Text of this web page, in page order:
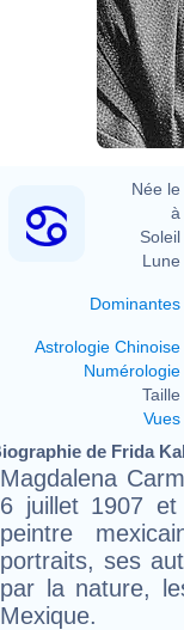
Née le
à
Soleil
Lune
Dominantes
Astrologie Chinoise
Numérologie
Taille
Vues
de Frida
Magdalena
6 juillet 1907
peintre
portraits, ses
par la nature,
Mexique.